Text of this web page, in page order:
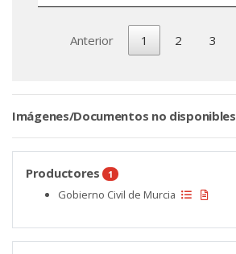
Anterior 1 2 3
Imágenes/Documentos no disponibles
Productores 1
Gobierno Civil de Murcia